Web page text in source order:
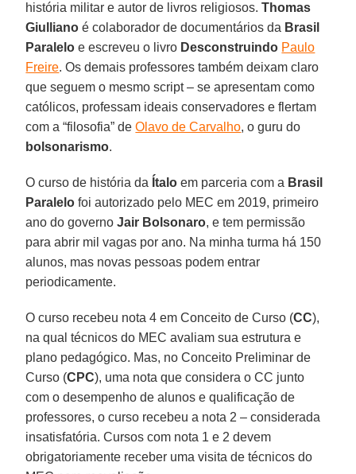
história militar e autor de livros religiosos.Thomas
Giulliano é colaborador de documentários da Brasil
Paralelo e escreveu o livro Desconstruindo Paulo
Freire. Os demais professores também deixam claro
que seguem o mesmo script – se apresentam como
católicos, professam ideais conservadores e flertam
com a “filosofia” deOlavo de Carvalho, o guru do
bolsonarismo.
O curso de história da Ítalo em parceria com a Brasil
Paralelo foi autorizado pelo MEC em 2019, primeiro
ano do governoJair Bolsonaro, e tem permissão
para abrir mil vagas por ano. Na minha turma há 150
alunos, mas novas pessoas podem entrar
periodicamente.
O curso recebeu nota 4 em Conceito de Curso (CC),
na qual técnicos do MEC avaliam sua estrutura e
plano pedagógico. Mas, no Conceito Preliminar de
Curso (CPC), uma nota que considera o CC junto
com o desempenho de alunos e qualificação de
professores, o curso recebeu a nota 2 – considerada
insatisfatória. Cursos com nota 1 e 2 devem
obrigatoriamente receber uma visita de técnicos do